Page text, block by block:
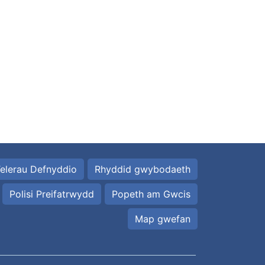
Defnyddio Rhyddid gwybodaeth
Polisi Preifatrwydd Popeth am Gwcis
Map gwefan